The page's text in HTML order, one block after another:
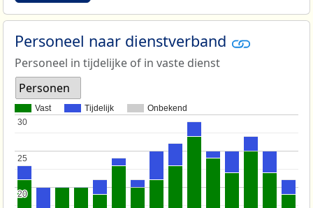
Personeel naar dienstverband
Personeel in tijdelijke of in vaste dienst
Personen
Vast Tijdelijk Onbekend
20
20
25
25
30
30